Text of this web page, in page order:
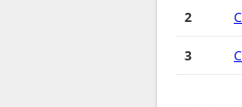
2
3